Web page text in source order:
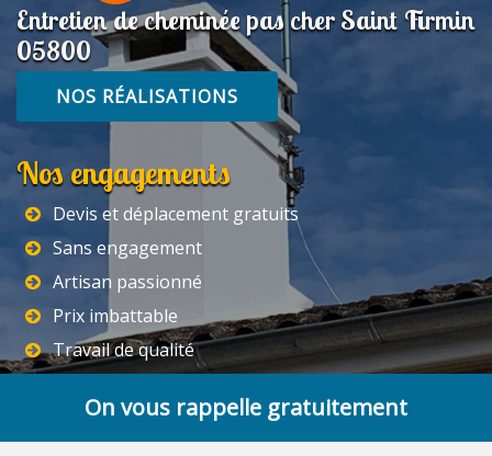
Entretien de cheminée pas cher Saint Firmin
05800
NOS RÉALISATIONS
Nos engagements
Devis et déplacement gratuits
Sans engagement
Artisan passionné
Prix imbattable
Travail de qualité
On vous rappelle gratuitement